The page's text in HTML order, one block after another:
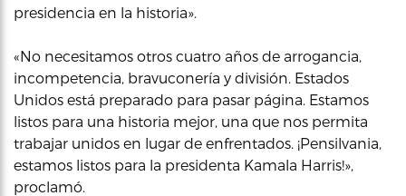
presidencia en la historia».
«No necesitamos otros cuatro años de arrogancia,
incompetencia, bravuconería y división. Estados
Unidos está preparado para pasar página. Estamos
listos para una historia mejor, una que nos permita
trabajar unidos en lugar de enfrentados. ¡Pensilvania,
estamos listos para la presidenta Kamala Harris!»,
proclamó.